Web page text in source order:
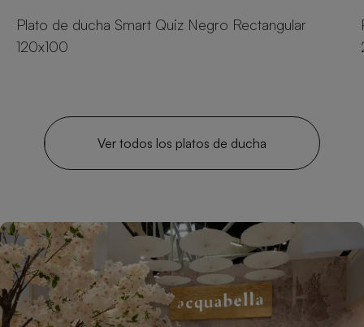
Plato de ducha Smart Quiz Negro Rectangular
120x100
Ver todos los platos de ducha